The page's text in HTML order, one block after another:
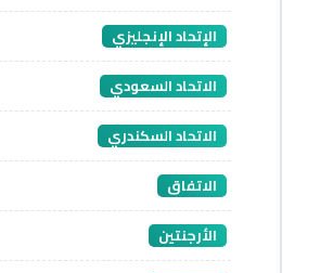
الإتحاد الإنجليزي
الاتحاد السعودي
الاتحاد السكندري
الاتفاق
الأرجنتين